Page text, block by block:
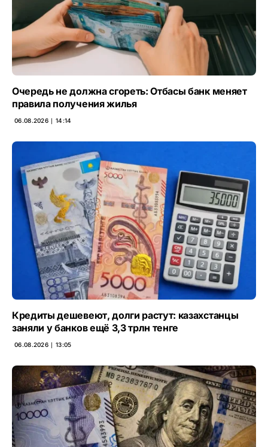
Очередь не должна сгореть: Отбасы банк меняет
правила получения жилья
06.08.2026 ∣ 14:14
Кредиты дешевеют, долги растут: казахстанцы
заняли у банков ещё 3,3 трлн тенге
06.08.2026 ∣ 13:05